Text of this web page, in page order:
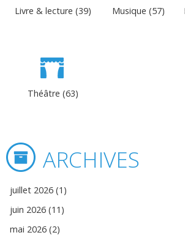
Livre & lecture (39) Musique (57)
Théâtre (63)
ARCHIVES
juillet 2026 (1)
juin 2026 (11)
mai 2026 (2)